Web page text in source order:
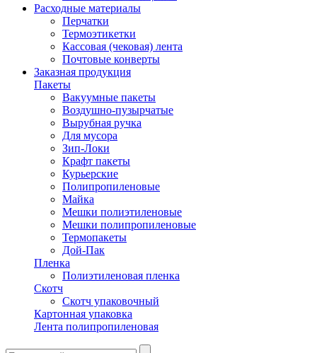
Расходные материалы
Перчатки
Термоэтикетки
Кассовая (чековая) лента
Почтовые конверты
Заказная продукция
Пакеты
Вакуумные пакеты
Воздушно-пузырчатые
Вырубная ручка
Для мусора
Зип-Локи
Крафт пакеты
Курьерские
Полипропиленовые
Майка
Мешки полиэтиленовые
Мешки полипропиленовые
Термопакеты
Дой-Пак
Пленка
Полиэтиленовая пленка
Скотч
Скотч упаковочный
Картонная упаковка
Лента полипропиленовая